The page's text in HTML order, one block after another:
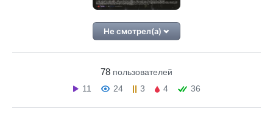
Не смотрел(а)
78 пользователей
11
24 3 4 36